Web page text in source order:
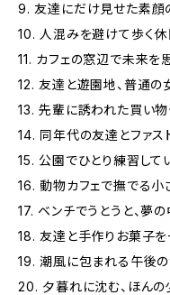
9. 友達にだけ見せた素顔
10. 人混みを避けて歩く
11. カフェの窓辺で未来を
12. 友達と遊園地、普通
13. 先輩に誘われた買い
14. 同年代の友達とファス
15. 公園でひとり練習し
16. 動物カフェで撫でる
17. ベンチでうとうと、夢
18. 友達と手作りお菓子
19. 潮風に包まれる午後
20. 夕暮れに沈む、ほん